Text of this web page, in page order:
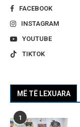
FACEBOOK
INSTAGRAM
YOUTUBE
TIKTOK
MË TË LEXUARA
1